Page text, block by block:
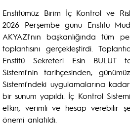
Enstitümüz Birim İç Kontrol ve
2026 Perşembe günü Enstitü
AKYAZI'nın başkanlığında tüm
toplantısını gerçekleştirdi.
Enstitü Sekreteri Esin BULUT
Sistemi'nin tarihçesinden,
Sistemi'ndeki uygulamalarına
bir sunum yapıldı. İç Kontrol
etkin, verimli ve hesap verebilir
önemi anlatıldı.